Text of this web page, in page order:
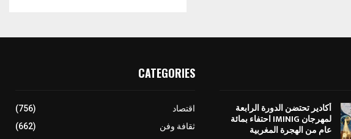
أكادير تحتضن الدورة الرابعة
لمهرجان IMINIG احتفاء بمائة
عام من الهجرة المغربية
CATEGORIES
اقتصاد
(756)
ثقافة وفن
(662)